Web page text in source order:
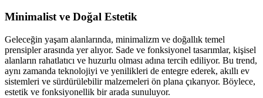
Minimalist ve Doğal Estetik
Geleceğin yaşam alanlarında, minimalizm ve doğallık temel
prensipler arasında yer alıyor. Sade ve fonksiyonel tasarımlar, kişisel
alanların rahatlatıcı ve huzurlu olması adına tercih ediliyor. Bu trend,
aynı zamanda teknolojiyi ve yenilikleri de entegre ederek, akıllı ev
sistemleri ve sürdürülebilir malzemeleri ön plana çıkarıyor. Böylece,
estetik ve fonksiyonellik bir arada sunuluyor.